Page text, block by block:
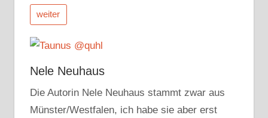
weiter
Nele Neuhaus
Die Autorin Nele Neuhaus stammt zwar aus
Münster/Westfalen, ich habe sie aber erst